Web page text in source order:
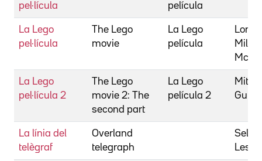
pel·lícula
película
La Lego
pel·lícula
The Lego
movie
La Lego
película
Lord,
La Lego
pel·lícula 2
The Lego
movie 2: The
second part
La Lego
película 2
Gum,
La línia del
telègraf
Overland
telegraph